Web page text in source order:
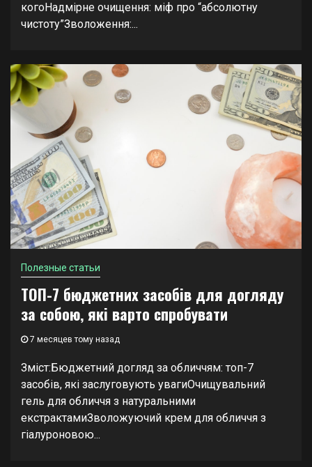
когоНадмірне очищення: міф про “абсолютну
чистоту”Зволоження:...
Полезные статьи
ТОП-7 бюджетних засобів для догляду
за собою, які варто спробувати
7 месяцев тому назад
Зміст:Бюджетний догляд за обличчям: топ-7
засобів, які заслуговують увагиОчищувальний
гель для обличчя з натуральними
екстрактамиЗволожуючий крем для обличчя з
гіалуроновою...